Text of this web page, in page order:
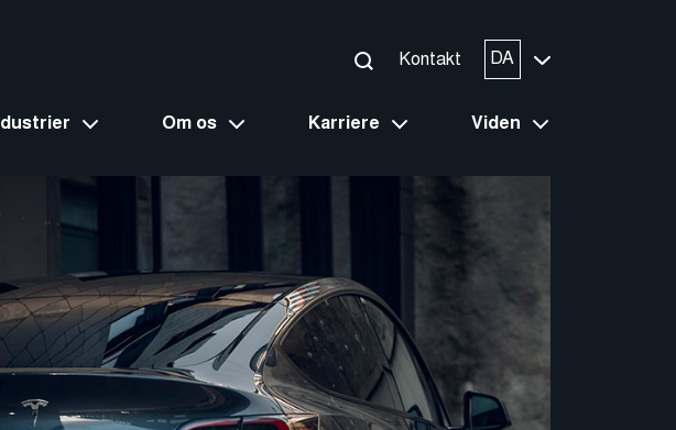
Kontakt DA
Om os Karriere Viden